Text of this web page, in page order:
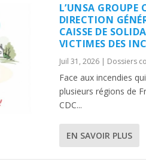
L’UNSA GROUPE
DIRECTION
CAISSE DE
VICTIMES DES
Juil 31, 2026| Dossiers
Face aux incendies
plusieurs régions de
CDC...
EN SAVOIR PLUS